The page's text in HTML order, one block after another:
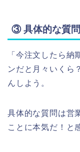
③ 具体的な質
「今注文したら
ンだと月々いくら
んしよう。
具体的な質問は営
ことに本気だ！と